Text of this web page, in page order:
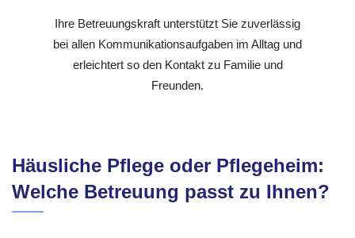
Ihre Betreuungskraft unterstützt Sie zuverlässig
bei allen Kommunikationsaufgaben im Alltag und
erleichtert so den Kontakt zu Familie und
Freunden.
Häusliche Pflege oder Pflegeheim:
Welche Betreuung passt zu Ihnen?